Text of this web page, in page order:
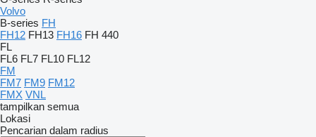
Volvo
B-series FH
FH12 FH13 FH16 FH 440
FL
FL6 FL7 FL10 FL12
FM
FM7 FM9 FM12
FMX VNL
tampilkan semua
Lokasi
Pencarian dalam radius